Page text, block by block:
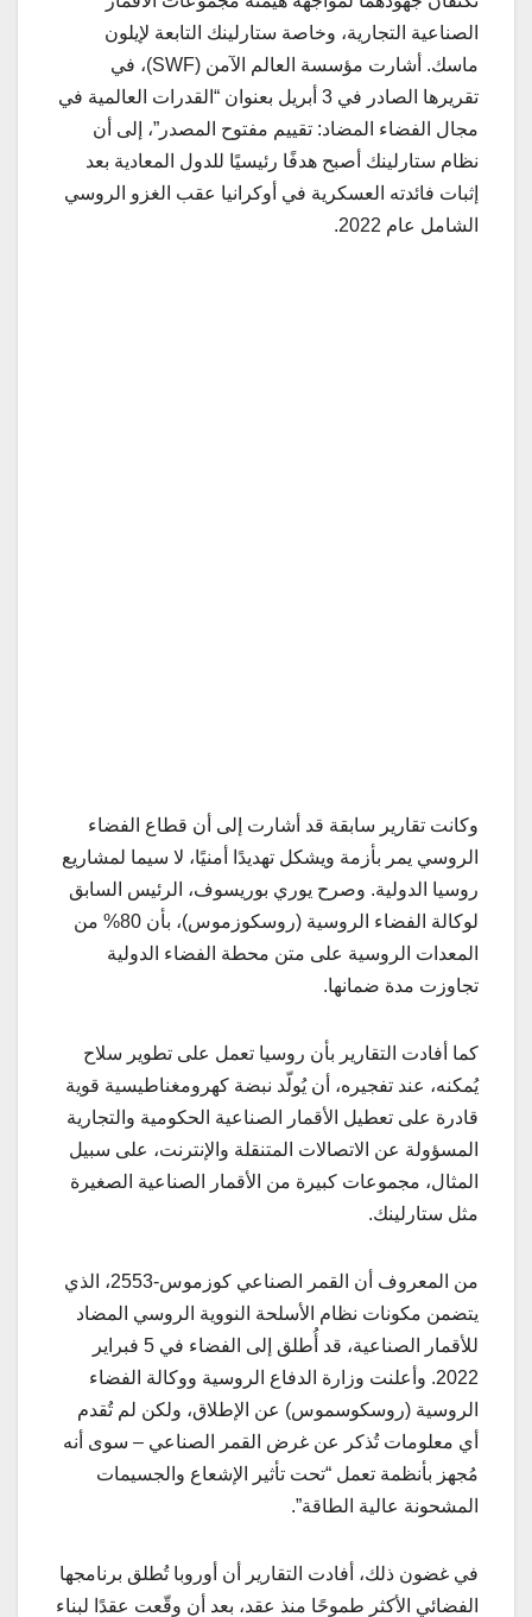
الصناعية التجارية، وخاصة ستارلينك التابعة لإيلون
ماسك. أشارت مؤسسة العالم الآمن (SWF)، في
تقريرها الصادر في 3 أبريل بعنوان “القدرات العالمية في
مجال الفضاء المضاد: تقييم مفتوح المصدر”، إلى أن
نظام ستارلينك أصبح هدفًا رئيسيًا للدول المعادية بعد
إثبات فائدته العسكرية في أوكرانيا عقب الغزو الروسي
الشامل عام 2022.
وكانت تقارير سابقة قد أشارت إلى أن قطاع الفضاء
الروسي يمر بأزمة ويشكل تهديدًا أمنيًا، لا سيما لمشاريع
روسيا الدولية. وصرح يوري بوريسوف، الرئيس السابق
لوكالة الفضاء الروسية (روسكوزموس)، بأن 80% من
المعدات الروسية على متن محطة الفضاء الدولية
تجاوزت مدة ضمانها.
كما أفادت التقارير بأن روسيا تعمل على تطوير سلاح
يُمكنه، عند تفجيره، أن يُولّد نبضة كهرومغناطيسية قوية
قادرة على تعطيل الأقمار الصناعية الحكومية والتجارية
المسؤولة عن الاتصالات المتنقلة والإنترنت، على سبيل
المثال، مجموعات كبيرة من الأقمار الصناعية الصغيرة
مثل ستارلينك.
من المعروف أن القمر الصناعي كوزموس-2553، الذي
يتضمن مكونات نظام الأسلحة النووية الروسي المضاد
للأقمار الصناعية، قد أُطلق إلى الفضاء في 5 فبراير
2022. وأعلنت وزارة الدفاع الروسية ووكالة الفضاء
الروسية (روسكوسموس) عن الإطلاق، ولكن لم تُقدم
أي معلومات تُذكر عن غرض القمر الصناعي – سوى أنه
مُجهز بأنظمة تعمل “تحت تأثير الإشعاع والجسيمات
المشحونة عالية الطاقة”.
في غضون ذلك، أفادت التقارير أن أوروبا تُطلق برنامجها
الفضائي الأكثر طموحًا منذ عقد، بعد أن وقّعت عقدًا لبناء